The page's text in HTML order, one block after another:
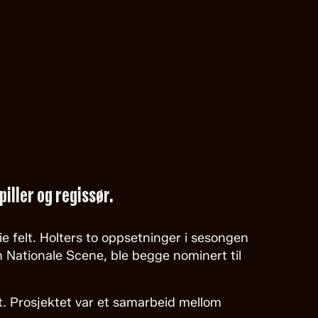
og regissør.
felt. Holters to oppsetninger i sesongen
Nationale Scene, ble begge nominert til
var et samarbeid mellom